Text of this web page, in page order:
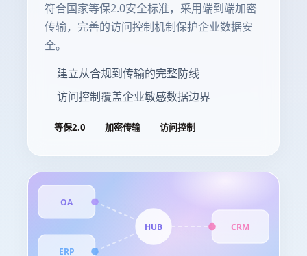
符合国家等保2.0安全标准，采用端到端加密
传输，完善的访问控制机制保护企业数据安
全。
建立从合规到传输的完整防线
访问控制覆盖企业敏感数据边界
等保2.0 加密传输 访问控制
HUB
OA
ERP
CRM